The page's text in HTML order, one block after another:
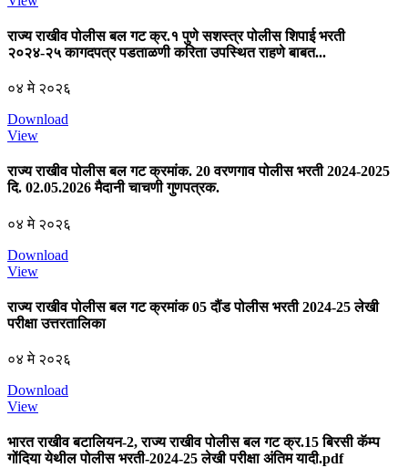
राज्य राखीव पोलीस बल गट क्र.१ पुणे सशस्त्र पोलीस शिपाई भरती
२०२४-२५ कागदपत्र पडताळणी करिता उपस्थित राहणे बाबत...
०४ मे २०२६
Download
View
राज्य राखीव पोलीस बल गट क्रमांक. 20 वरणगाव पोलीस भरती 2024-2025
दि. 02.05.2026 मैदानी चाचणी गुणपत्रक.
०४ मे २०२६
Download
View
राज्य राखीव पोलीस बल गट क्रमांक 05 दौंड पोलीस भरती 2024-25 लेखी
परीक्षा उत्तरतालिका
०४ मे २०२६
Download
View
भारत राखीव बटालियन-2, राज्य राखीव पोलीस बल गट क्र.15 बिरसी कॅम्प
गोंदिया येथील पोलीस भरती-2024-25 लेखी परीक्षा अंतिम यादी.pdf